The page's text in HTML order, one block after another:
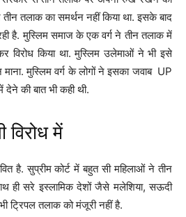
तलाक का समर्थन नहीं किया था. इसके बाद
है. मुस्लिम समाज के एक वर्ग ने तीन तलाक में
विरोध किया था. मुस्लिम उलेमाओं ने भी इसे
माना. मुस्लिम वर्ग के लोगों ने इसका जवाब UP
देने की बात भी कही थी.
विरोध में
है. सुप्रीम कोर्ट में बहुत सी महिलाओं ने तीन
ही सरे इस्लामिक देशों जैसे मलेशिया, सऊदी
ट्रिपल तलाक को मंजूरी नहीं है.